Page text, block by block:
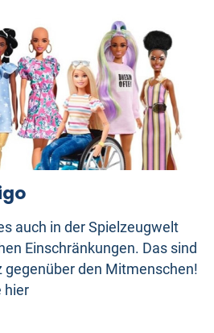
auch in der Spielzeugwelt
Einschränkungen. Das sind
gegenüber den Mitmenschen!
hier